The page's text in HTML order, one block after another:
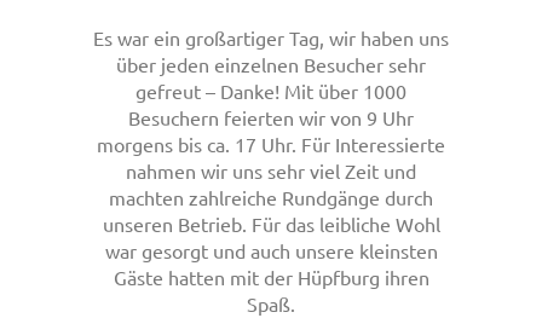
Es war ein großartiger Tag, wir haben uns
über jeden einzelnen Besucher sehr
gefreut – Danke! Mit über 1000
Besuchern feierten wir von 9 Uhr
morgens bis ca. 17 Uhr. Für Interessierte
nahmen wir uns sehr viel Zeit und
machten zahlreiche Rundgänge durch
unseren Betrieb. Für das leibliche Wohl
war gesorgt und auch unsere kleinsten
Gäste hatten mit der Hüpfburg ihren
Spaß.